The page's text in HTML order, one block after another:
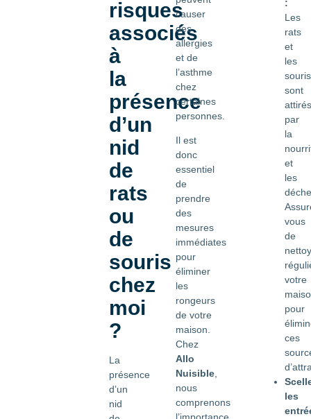
risques
associés
à
la
présence
d’un
nid
de
rats
ou
de
souris
chez
moi
?
La
présence
d’un
nid
causer
des
allergies
et de
l’asthme
chez
certaines
personnes.
Il est
donc
essentiel
de
prendre
des
mesures
immédiates
pour
éliminer
les
rongeurs
de votre
maison.
Chez
Allo
Nuisible,
nous
comprenons
:
Les
rats
et
les
souris
sont
attirés
par
la
et
les
vous
de
votre
pour
ces
les